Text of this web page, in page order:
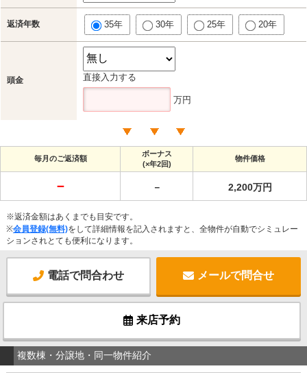
返済年数 35年 30年 25年 20年
頭金 直接入力する
万円
毎月のご返済額
ボーナス
(×年2回)
物件価格
－ － 2,200万円
※返済金額はあくまでも目安です。
※会員登録(無料)をして詳細情報を記入されますと、全物件が自動でシミュレー
ションされとても便利になります。
電話で問合わせ メールで問合せ
来店予約
複数棟・分譲地・同一物件紹介